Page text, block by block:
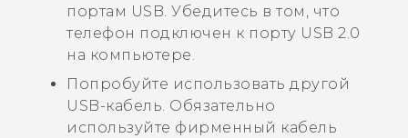
портам USB. Убедитесь в том, что
телефон подключен к порту USB 2.0
на компьютере.
Попробуйте использовать другой
USB-кабель. Обязательно
используйте фирменный кабель